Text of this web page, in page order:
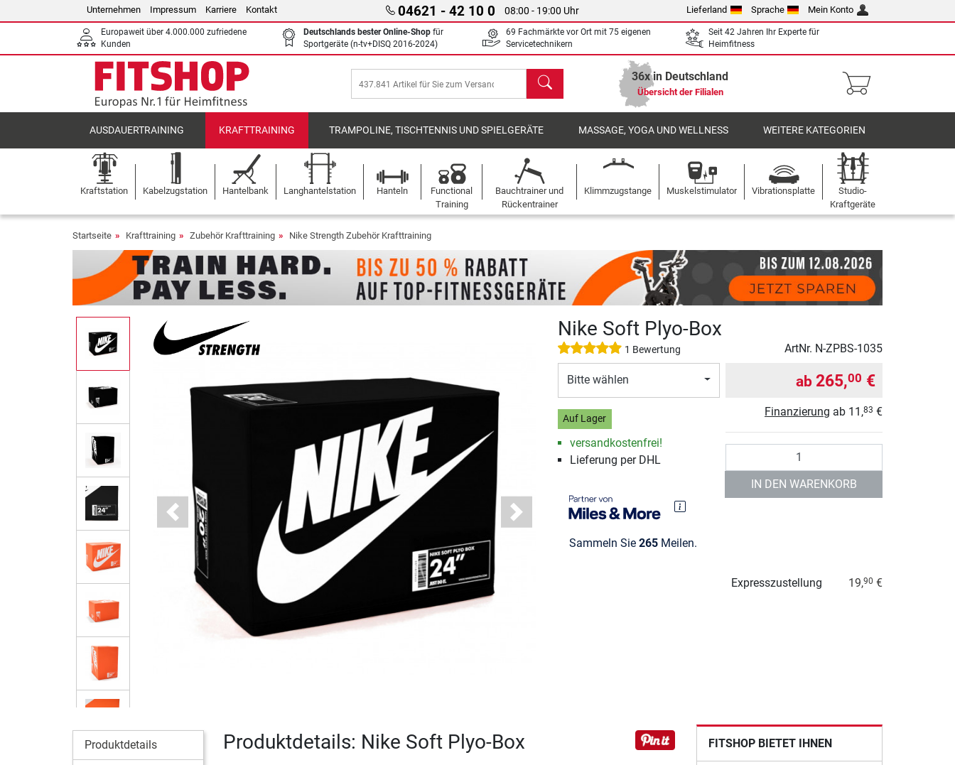
Unternehmen Impressum Karriere Kontakt 04621 - 42 10 0 08:00 - 19:00 Uhr Lieferland Sprache Mein Konto
Europaweit über 4.000.000 zufriedene
Kunden
Deutschlands bester Online-Shop für
Sportgeräte (n-tv+DISQ 2016-2024)
69 Fachmärkte vor Ort mit 75 eigenen
Servicetechnikern
Seit 42 Jahren Ihr Experte für
Heimfitness
Suchen 36x in Deutschland
Übersicht der Filialen
AUSDAUERTRAINING KRAFTTRAINING TRAMPOLINE, TISCHTENNIS UND SPIELGERÄTE MASSAGE, YOGA UND WELLNESS WEITERE KATEGORIEN
Kraftstation Kabelzugstation Hantelbank Langhantelstation Hanteln
Functional
Training
Bauchtrainer und
Rückentrainer
Klimmzugstange Muskelstimulator Vibrationsplatte
Studio-
Kraftgeräte
Startseite Krafttraining Zubehör Krafttraining Nike Strength Zubehör Krafttraining
Previous Next
Nike Soft Plyo-Box
1 Bewertung ArtNr. N-ZPBS-1035
Bitte wählen
Auf Lager
versandkostenfrei!
Lieferung per DHL
Sammeln Sie 265Meilen.
ab 265,00 €
Finanzierung ab 11,83 €
IN DEN WARENKORB
Expresszustellung 19,90 €
Produktdetails Produktdetails: Nike Soft Plyo-Box FITSHOP BIETET IHNEN